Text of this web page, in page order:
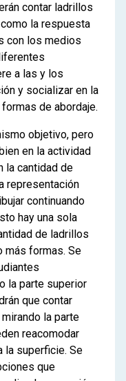
contar ladrillos
la respuesta
con los medios
a las y los
y socializar en la
de abordaje.
objetivo, pero
en la actividad
la cantidad de
representación
continuando
hay una sola
de ladrillos
más formas. Se
la parte superior
que contar
la parte
reacomodar
la superficie. Se
que